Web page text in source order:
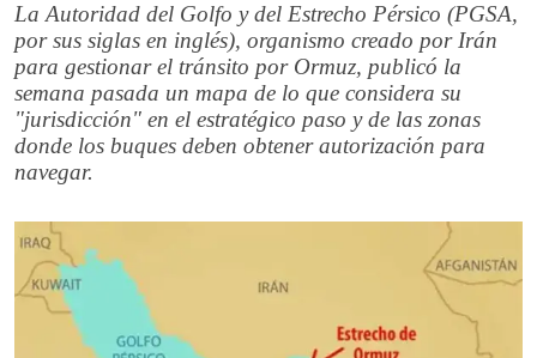
La Autoridad del Golfo y del Estrecho Pérsico (PGSA,
por sus siglas en inglés), organismo creado por Irán
para gestionar el tránsito por Ormuz, publicó la
semana pasada un mapa de lo que considera su
"jurisdicción" en el estratégico paso y de las zonas
donde los buques deben obtener autorización para
navegar.